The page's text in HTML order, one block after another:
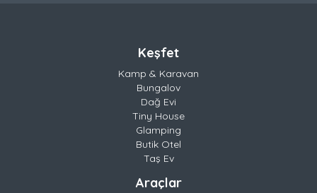
Keşfet
Kamp & Karavan
Bungalov
Dağ Evi
Tiny House
Glamping
Butik Otel
Taş Ev
Araçlar